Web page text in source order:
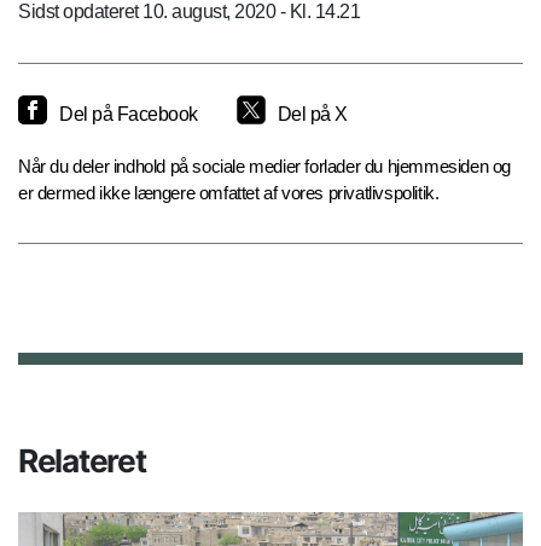
Sidst opdateret 10. august, 2020 - Kl. 14.21
Del på Facebook Del på X
Når du deler indhold på sociale medier forlader du hjemmesiden og
er dermed ikke længere omfattet af vores privatlivspolitik.
Relateret